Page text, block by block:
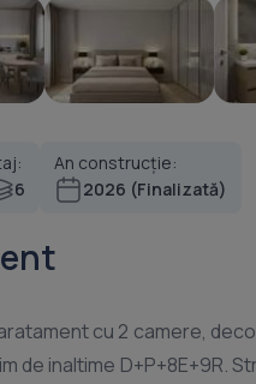
6
An construcție:
2026 (Finalizată)
cu 2 camere,
de inaltime D+P+8E+9R.